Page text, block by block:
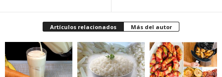
Artículos relacionados Más del autor